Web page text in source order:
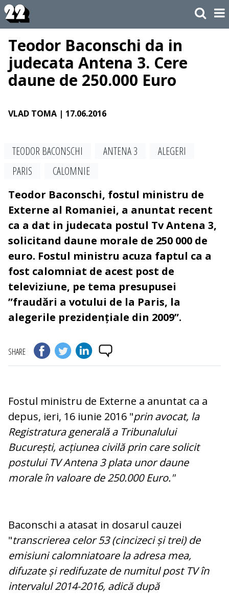
Teodor Baconschi da in
judecata Antena 3. Cere
daune de 250.000 Euro
VLAD TOMA | 17.06.2016
TEODOR BACONSCHI ANTENA 3
ALEGERI
PARIS
CALOMNIE
Teodor Baconschi, fostul ministru de
Externe al Romaniei, a anuntat recent
ca a dat in judecata postul Tv Antena 3,
solicitand daune morale de 250 000 de
euro. Fostul ministru acuza faptul ca a
fost calomniat de acest post de
televiziune, pe tema presupusei
”fraudări a votului de la Paris, la
alegerile prezidențiale din 2009”.
SHARE
Fostul ministru de Externe a anuntat ca a
depus, ieri, 16 iunie 2016 "prin avocat, la
Registratura generală a Tribunalului
București, acțiunea civilă prin care solicit
postului TV Antena 3 plata unor daune
morale în valoare de 250.000 Euro."
Baconschi a atasat in dosarul cauzei
"transcrierea celor 53 (cincizeci și trei) de
emisiuni calomniatoare la adresa mea,
difuzate și redifuzate de numitul post TV în
intervalul 2014-2016, adică după